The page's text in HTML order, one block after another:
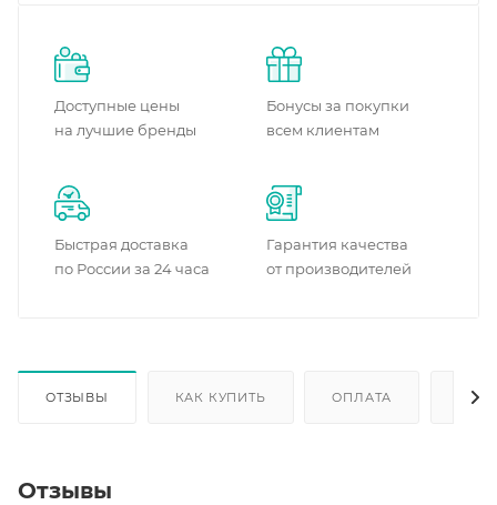
Доступные цены
на лучшие бренды
Бонусы за покупки
всем клиентам
Быстрая доставка
по России за 24 часа
Гарантия качества
от производителей
ОТЗЫВЫ КАК КУПИТЬ ОПЛАТА
Отзывы